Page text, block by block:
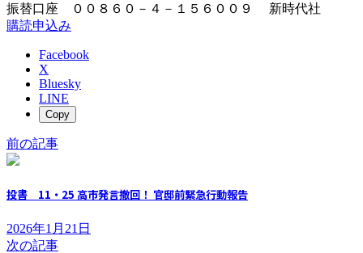
振替口座 ００８６０－４－１５６００９ 新時代社
購読申込み
Facebook
X
Bluesky
LINE
Copy
前の記事
投書 11・25 高市発言撤回！ 官邸前緊急行動報告
2026年1月21日
次の記事